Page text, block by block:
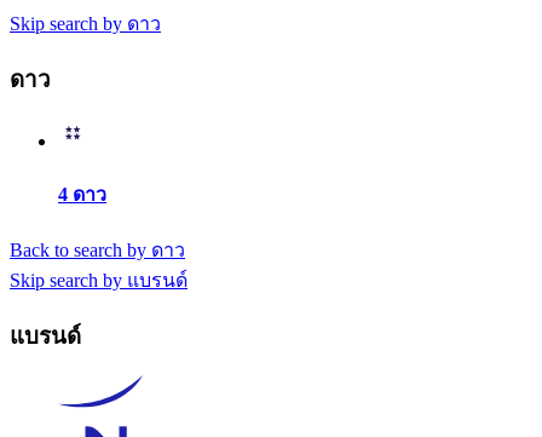
Skip search by ดาว
ดาว
4 ดาว
Back to search by ดาว
Skip search by แบรนด์
แบรนด์